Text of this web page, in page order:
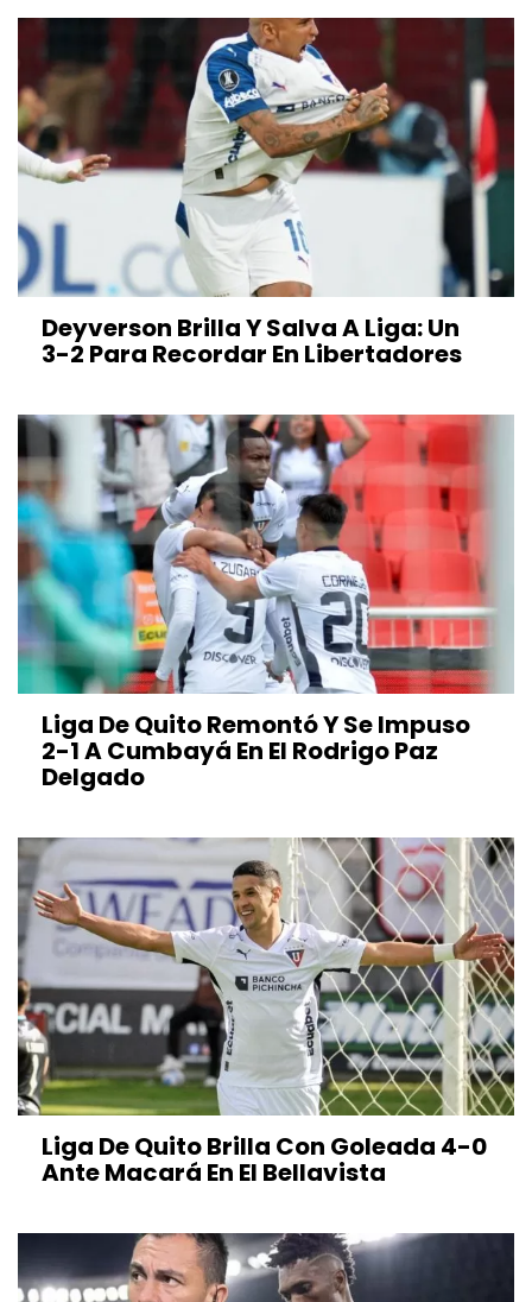
Deyverson Brilla Y Salva A Liga: Un
3-2 Para Recordar En Libertadores
Liga De Quito Remontó Y Se Impuso
2-1 A Cumbayá En El Rodrigo Paz
Delgado
Liga De Quito Brilla Con Goleada 4-0
Ante Macará En El Bellavista